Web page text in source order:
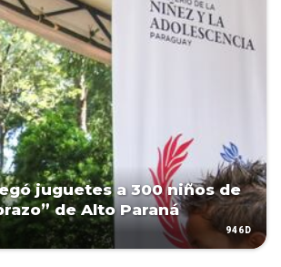
juguetes a 300 niños de
de Alto Paraná
946D